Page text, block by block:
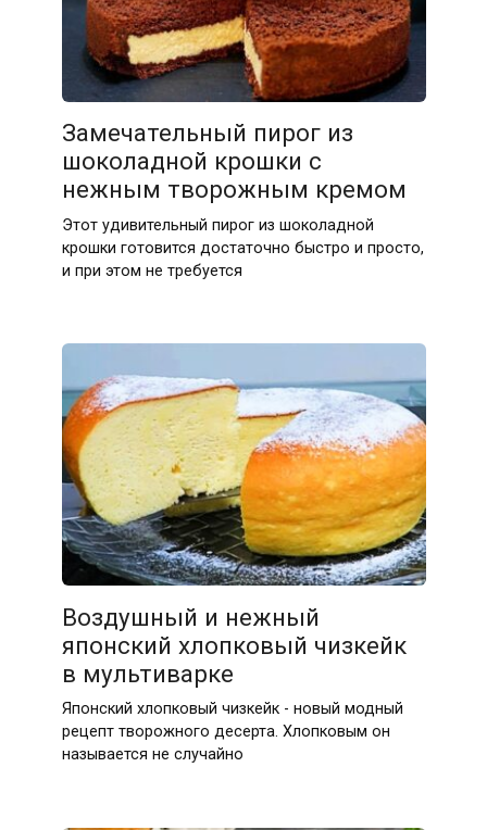
Замечательный пирог из
шоколадной крошки с
нежным творожным кремом
Этот удивительный пирог из шоколадной
крошки готовится достаточно быстро и просто,
и при этом не требуется
Воздушный и нежный
японский хлопковый чизкейк
в мультиварке
Японский хлопковый чизкейк - новый модный
рецепт творожного десерта. Хлопковым он
называется не случайно